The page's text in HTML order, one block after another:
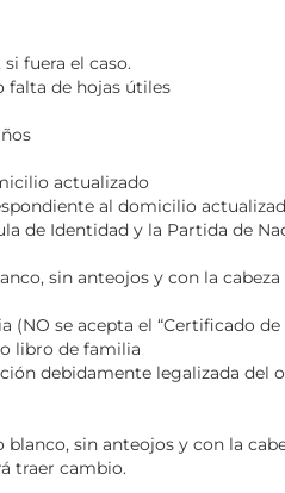
fuera el caso.
falta de hojas útiles
actualizado
al domicilio
de Identidad y la Partida de
sin anteojos y con la
se acepta el “Certificado de
libro de familia
debidamente legalizada del
sin anteojos y con la
traer cambio.